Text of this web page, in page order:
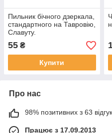
Пильник бічного дзеркала,
стандартного на Тавровію,
Славуту.
55 ₴
Купити
Про нас
98% позитивних з 63
Працює з 17.09.2013